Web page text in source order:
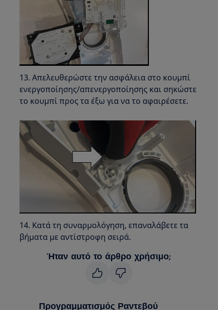
13. Απελευθερώστε την ασφάλεια στο κουμπί
ενεργοποίησης/απενεργοποίησης και σηκώστε
το κουμπί προς τα έξω για να το αφαιρέσετε.
14. Κατά τη συναρμολόγηση, επαναλάβετε τα
βήματα με αντίστροφη σειρά.
Ήταν αυτό το άρθρο χρήσιμο;
Προγραμματισμός Ραντεβού